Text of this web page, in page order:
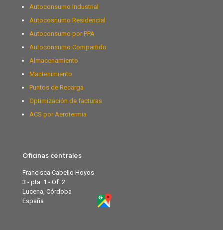
Autoconsumo Industrial
Autocosnumo Residencial
Autoconsumo por PPA
Autoconsumo Compartido
Almacenamiento
Mantenimiento
Puntos de Recarga
Optimización de facturas
ACS por Aerotermia
Oficinas centrales
Francisca Cabello Hoyos
3 - pta. 1 - Of. 2
Lucena, Córdoba
España